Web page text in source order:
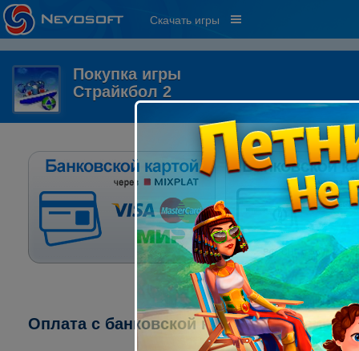
Скачать игры
Покупка игры
Страйкбол 2
Оплата с банковской карты через